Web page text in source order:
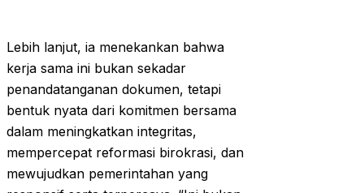
Lebih lanjut, ia menekankan bahwa
kerja sama ini bukan sekadar
penandatanganan dokumen, tetapi
bentuk nyata dari komitmen bersama
dalam meningkatkan integritas,
mempercepat reformasi birokrasi, dan
mewujudkan pemerintahan yang